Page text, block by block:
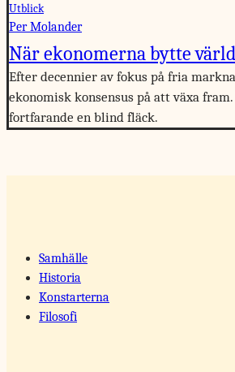
Utblick
Per Molander
När ekonomerna bytte
Efter decennier av fokus på fria
ekonomisk konsensus på att växa
fortfarande en blind fläck.
Samhälle
Historia
Konstarterna
Filosofi